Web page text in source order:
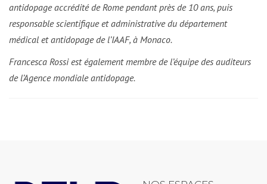
antidopage accrédité de Rome pendant près de 10 ans, puis
responsable scientifique et administrative du département
médical et antidopage de l’IAAF, à Monaco.
Francesca Rossi est également membre de l’équipe des auditeurs
de l’Agence mondiale antidopage.